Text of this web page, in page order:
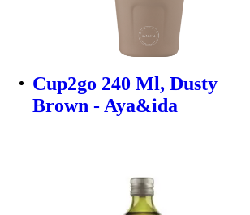
Cup2go 240 Ml, Dusty
Brown - Aya&ida